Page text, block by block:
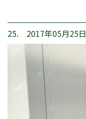
25. 2017年05月25日